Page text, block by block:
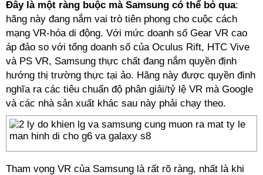
Đây là một ràng buộc mà Samsung có thể bỏ qua:
hãng này đang nắm vai trò tiên phong cho cuộc cách
mạng VR-hóa di động. Với mức doanh số Gear VR cao
áp đảo so với tổng doanh số của Oculus Rift, HTC Vive
và PS VR, Samsung thực chất đang nắm quyền định
hướng thị trường thực tại ảo. Hãng này được quyền định
nghĩa ra các tiêu chuẩn độ phân giải/tỷ lệ VR mà Google
và các nhà sản xuất khác sau này phải chạy theo.
Tham vọng VR của Samsung là rất rõ ràng, nhất là khi